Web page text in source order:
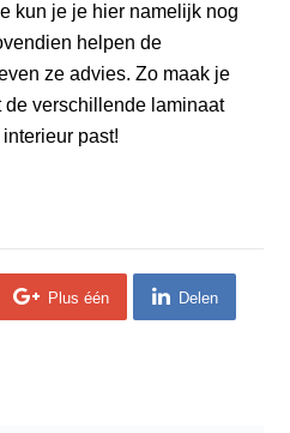
kun je je hier namelijk nog
helpen de
ze advies. Zo maak je
verschillende laminaat
past!
Plus één Delen